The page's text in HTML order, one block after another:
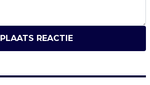
PLAATS REACTIE